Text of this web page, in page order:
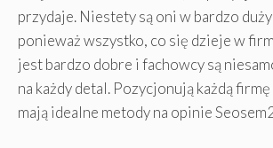
przydaje. Niestety są oni w bardzo
ponieważ wszystko, co się dzieje w
jest bardzo dobre i fachowcy są
na każdy detal. Pozycjonują każdą
mają idealne metody na opinie